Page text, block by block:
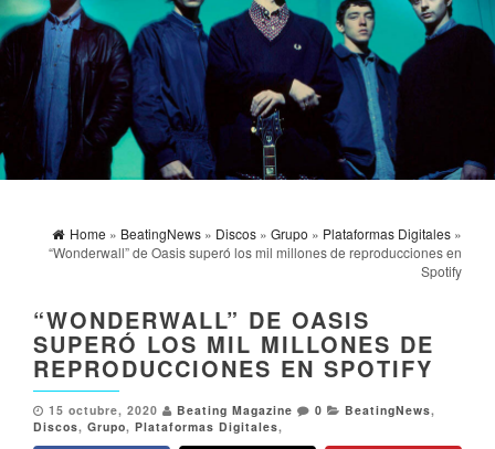
Home » BeatingNews » Discos » Grupo » Plataformas Digitales »
“Wonderwall” de Oasis superó los mil millones de reproducciones en
Spotify
“WONDERWALL” DE OASIS
SUPERÓ LOS MIL MILLONES DE
REPRODUCCIONES EN SPOTIFY
15 octubre, 2020 Beating Magazine 0 BeatingNews,
Discos, Grupo, Plataformas Digitales,